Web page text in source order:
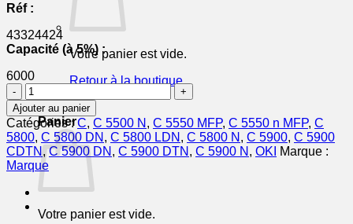
Votre panier est vide.
Retour à la boutique
0
Panier
Votre panier est vide.
Réf :
43324424
Capacité (à 5%) :
6000
quantité
de
43324424
-
toner
de
marque
OKI
-
noir
Ajouter au panier
Catégories :C, C 5500 N , C 5550 MFP, C 5550 n MFP, C
5800, C 5800 DN , C 5800 LDN , C 5800 N , C 5900, C 5900
CDTN,C 5900 DN , C 5900 DTN , C 5900 N , OKI
Marque :
Marque